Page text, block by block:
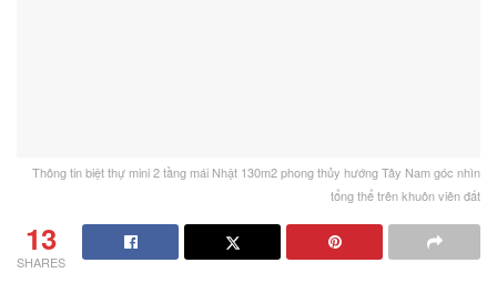
Thông tin biệt thự mini 2 tầng mái Nhật 130m2 phong thủy hướng Tây Nam góc nhìn
tổng thể trên khuôn viên đất
13
SHARES